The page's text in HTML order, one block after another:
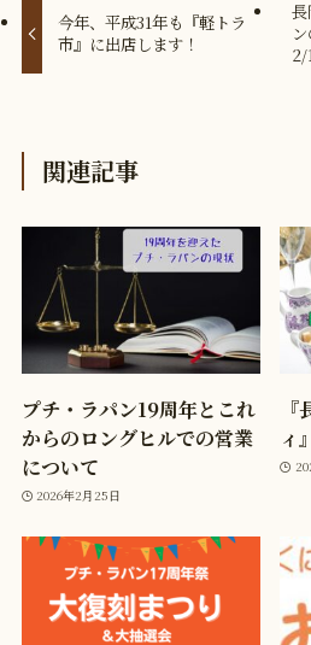
今年、平成31年も『軽トラ
市』に出店します！
2/
関連記事
プチ・ラパン19周年とこれ
からのロングヒルでの営業
について
2026年2月25日
ィ